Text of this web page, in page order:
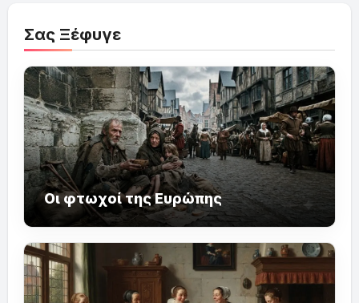
Σας Ξέφυγε
Οι φτωχοί της Ευρώπης